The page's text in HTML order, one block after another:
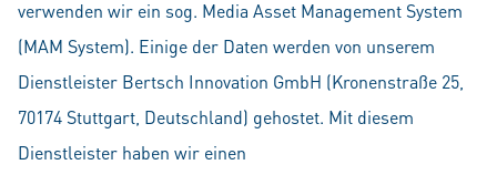
verwenden wir ein sog. Media Asset Management System
(MAM System). Einige der Daten werden von unserem
Dienstleister Bertsch Innovation GmbH (Kronenstraße 25,
70174 Stuttgart, Deutschland) gehostet. Mit diesem
Dienstleister haben wir einen